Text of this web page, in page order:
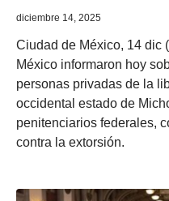
diciembre 14, 2025
Ciudad de México, 14 dic
México informaron hoy
personas privadas de la
occidental estado de
penitenciarios federales,
contra la extorsión.